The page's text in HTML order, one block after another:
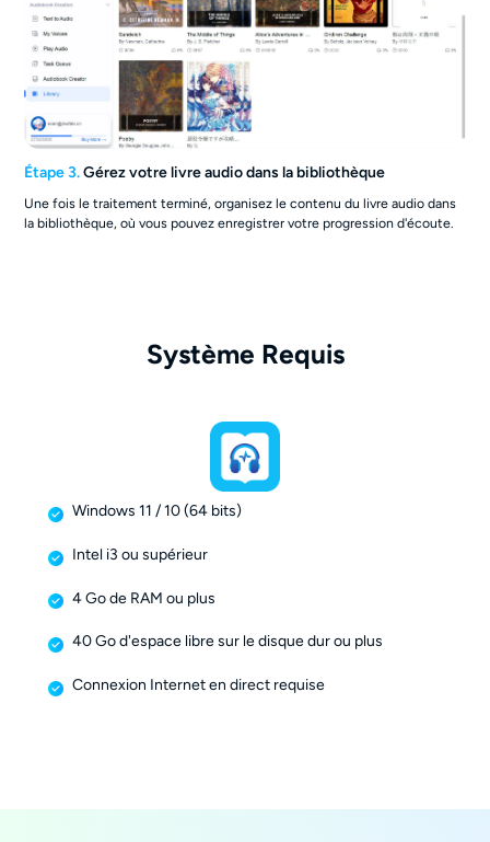
Étape 3.Gérez votre livre audio dans la bibliothèque
Une fois le traitement terminé, organisez le contenu du livre audio dans
la bibliothèque, où vous pouvez enregistrer votre progression d'écoute.
Système Requis
Windows 11 / 10 (64 bits)
Intel i3 ou supérieur
4 Go de RAM ou plus
40 Go d'espace libre sur le disque dur ou plus
Connexion Internet en direct requise